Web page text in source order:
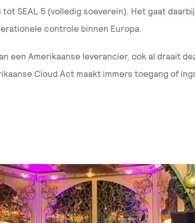
SEAL 5 (volledig soeverein). Het gaat
controle binnen Europa.
een Amerikaanse leverancier, ook al draait
Cloud Act maakt immers toegang of